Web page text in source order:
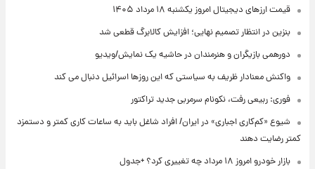
قیمت ارزهای دیجیتال امروز یکشنبه ۱۸ مرداد ۱۴۰۵
بنزین در انتظار تصمیم نهایی؛ افزایش کالابرگ قطعی شد
دورهمی بازیگران و هنرمندان در حاشیه یک نمایش/ویدیو
واکنش معنادار ظریف به سیاستی که این روزها اسرائیل دنبال می کند
فوری: ربیعی رفت، نکونام سرمربی جدید تراکتور
شیوع «کم‌کاری اجباری» در ایران/ افراد شاغل باید به ساعات کاری کمتر و دستمزد
کمتر رضایت دهند
بازار خودرو امروز ۱۸ مرداد چه تغییری کرد؟ +جدول